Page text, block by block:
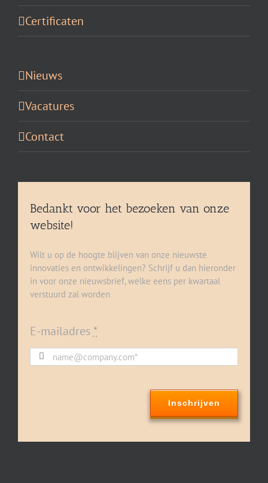
Certificaten
Nieuws
Vacatures
Contact
Bedankt voor het bezoeken van onze
website!
Wilt u op de hoogte blijven van onze nieuwste
innovaties en ontwikkelingen? Schrijf u dan hieronder
in voor onze nieuwsbrief, welke eens per kwartaal
verstuurd zal worden
E-mailadres *
Inschrijven